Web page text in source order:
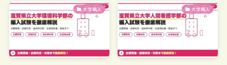
大学編入 大学編入